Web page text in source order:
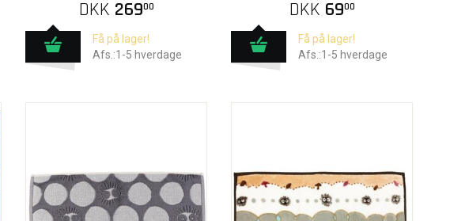
DKK 26900
Få på lager!
Afs.:1-5 hverdage
DKK 6900
Få på lager!
Afs.:1-5 hverdage